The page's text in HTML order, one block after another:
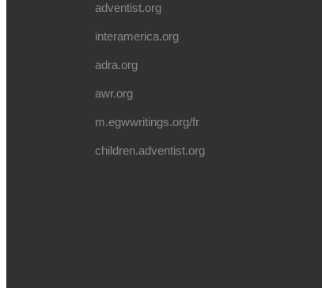
adventist.org
interamerica.org
adra.org
awr.org
m.egwwritings.org/fr
children.adventist.org